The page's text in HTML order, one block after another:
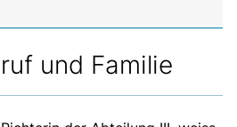
und Familie